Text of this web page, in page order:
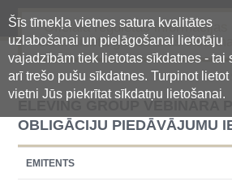
Šīs tīmekļa vietnes satura kvalitātes
uzlabošanai un pielāgošanai lietotāju
vajadzībām tiek lietotas sīkdatnes - tai
arī trešo pušu sīkdatnes. Turpinot lietot
vietni Jūs piekrītat sīkdatņu lietošanai.
Oficiālā regulētās informācijas
centralizētā glabāšanas sistēma
ELEVING GROUP VEBINĀRA
OBLIGĀCIJU PIEDĀVĀJUMU
EMITENTS